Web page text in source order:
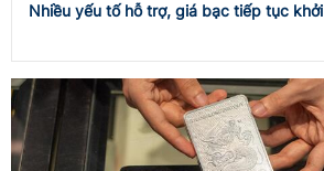
Nhiều yếu tố hỗ trợ, giá bạc tiếp tục khởi